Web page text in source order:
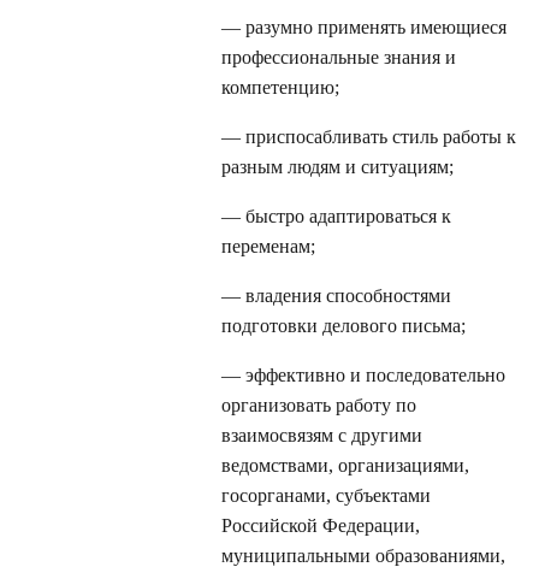
— разумно применять имеющиеся
профессиональные знания и
компетенцию;
— приспосабливать стиль работы к
разным людям и ситуациям;
— быстро адаптироваться к
переменам;
— владения способностями
подготовки делового письма;
— эффективно и последовательно
организовать работу по
взаимосвязям с другими
ведомствами, организациями,
госорганами, субъектами
Российской Федерации,
муниципальными образованиями,